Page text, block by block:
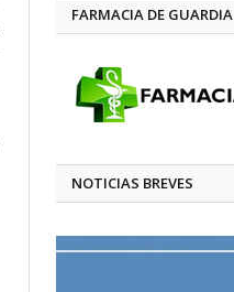
FARMACIA DE GUARDIA
NOTICIAS BREVES